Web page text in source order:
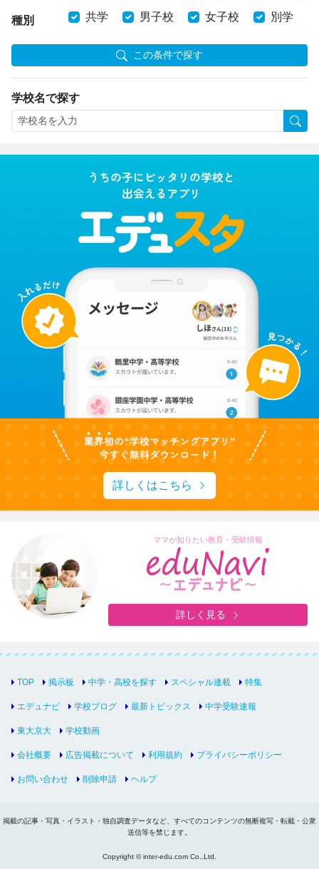
種別 共学 男子校 女子校 別学
この条件で探す
学校名で探す
詳しくはこちら
ママが知りたい教育・受験情報
詳しく見る
TOP 掲示板 中学・高校を探す スペシャル連載 特集
エデュナビ 学校ブログ 最新トピックス 中学受験速報
東大京大 学校動画
会社概要 広告掲載について 利用規約 プライバシーポリシー
お問い合わせ 削除申請 ヘルプ
掲載の記事・写真・イラスト・独自調査データなど、すべてのコンテンツの無断複写・転載・公衆
送信等を禁じます。
Copyright © inter-edu.com Co.,Ltd.